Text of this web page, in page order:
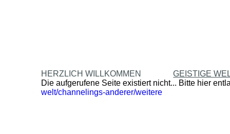
HERZLICH WILLKOMMEN
GEISTIGE
Die aufgerufene Seite existiert nicht... Bitte hier
welt/channelings-anderer/weitere